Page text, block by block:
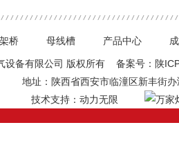
桥 母线槽 产品中心
设备有限公司 版权所有 备案号： 陕
地址：陕西省西安市临潼区新丰街办
技术支持： 动力无限